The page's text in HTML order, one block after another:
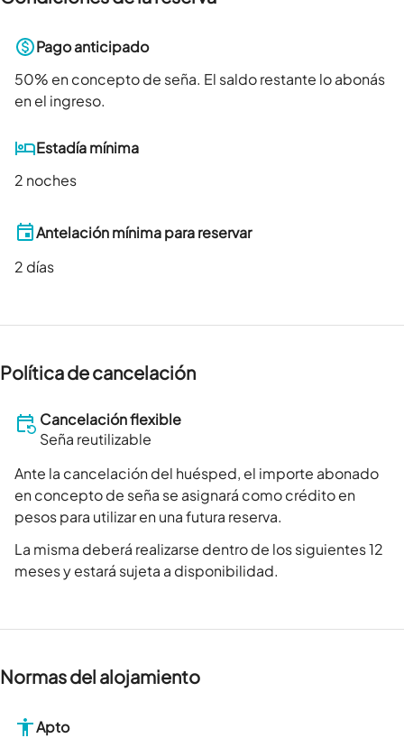
Pago anticipado
50% en concepto de seña. El saldo restante lo abonás
en el ingreso.
Estadía mínima
2 noches
Antelación mínima para reservar
2 días
Política de cancelación
Cancelación flexible
Seña reutilizable
Ante la cancelación del huésped, el importe abonado
en concepto de seña se asignará como crédito en
pesos para utilizar en una futura reserva.
La misma deberá realizarse dentro de los siguientes 12
meses y estará sujeta a disponibilidad.
Normas del alojamiento
Apto